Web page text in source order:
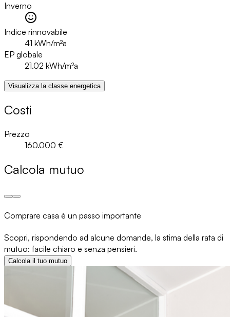
Inverno
Indice rinnovabile
41 kWh/m²a
EP globale
21.02 kWh/m²a
Visualizza la classe energetica
Costi
Prezzo
160.000 €
Calcola mutuo
Comprare casa è un passo importante
Scopri, rispondendo ad alcune domande, la stima della rata di
mutuo: facile chiaro e senza pensieri.
Calcola il tuo mutuo